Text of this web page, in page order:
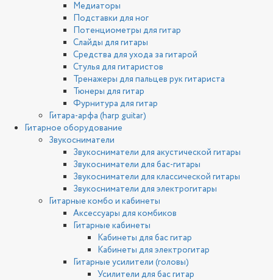
Медиаторы
Подставки для ног
Потенциометры для гитар
Слайды для гитары
Средства для ухода за гитарой
Стулья для гитаристов
Тренажеры для пальцев рук гитариста
Тюнеры для гитар
Фурнитура для гитар
Гитара-арфа (harp guitar)
Гитарное оборудование
Звукосниматели
Звукосниматели для акустической гитары
Звукосниматели для бас-гитары
Звукосниматели для классической гитары
Звукосниматели для электрогитары
Гитарные комбо и кабинеты
Аксессуары для комбиков
Гитарные кабинеты
Кабинеты для бас гитар
Кабинеты для электрогитар
Гитарные усилители (головы)
Усилители для бас гитар